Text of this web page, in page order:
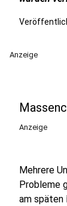
Anzeige
Anzeige
Mehrere
Probleme
am späten